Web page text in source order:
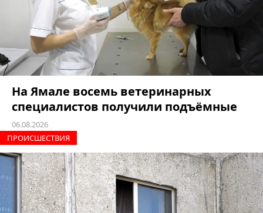
На Ямале восемь ветеринарных
специалистов получили подъёмные
06.08.2026
ПРОИCШЕСТВИЯ